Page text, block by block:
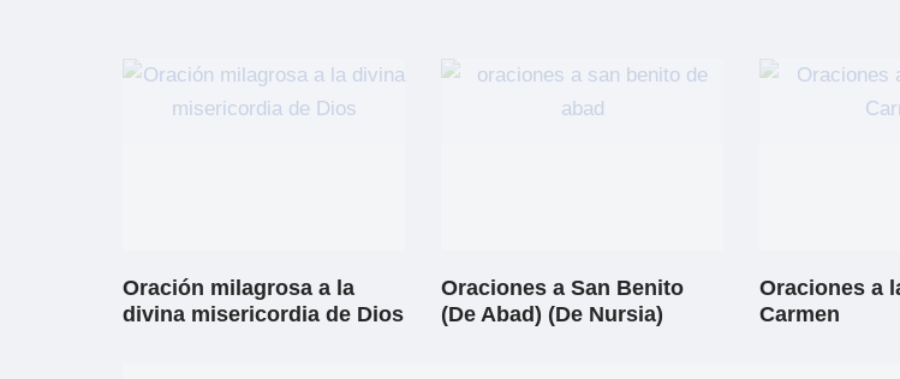
Oración milagrosa a la
divina misericordia de Dios
Oraciones a San Benito
(De Abad) (De Nursia)
Oraciones a
Carmen